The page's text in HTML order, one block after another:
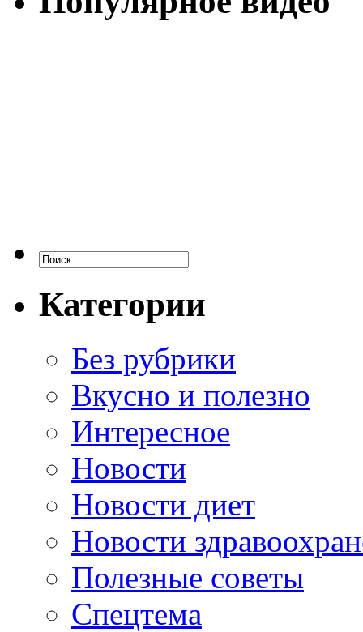
Категории
Без рубрики
Вкусно и полезно
Интересное
Новости
Новости диет
Новости
Полезные советы
Спецтема